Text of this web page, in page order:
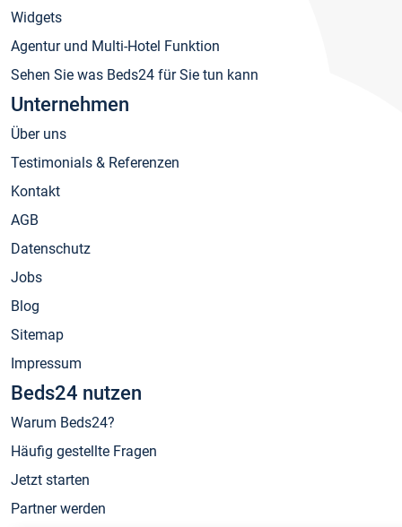
Widgets
Agentur und Multi-Hotel Funktion
Sehen Sie was Beds24 für Sie tun kann
Unternehmen
Über uns
Testimonials & Referenzen
Kontakt
AGB
Datenschutz
Jobs
Blog
Sitemap
Impressum
Beds24 nutzen
Warum Beds24?
Häufig gestellte Fragen
Jetzt starten
Partner werden